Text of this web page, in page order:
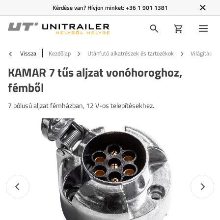
Kérdése van? Hívjon minket:+36 1 901 1381
Vissza Kezdőlap Utánfutó alkatrészek és tartozékok Világítás
KAMAR 7 tűs aljzat vonóhoroghoz,
fémből
7 pólusú aljzat fémházban, 12 V-os telepítésekhez.
Előző fotó